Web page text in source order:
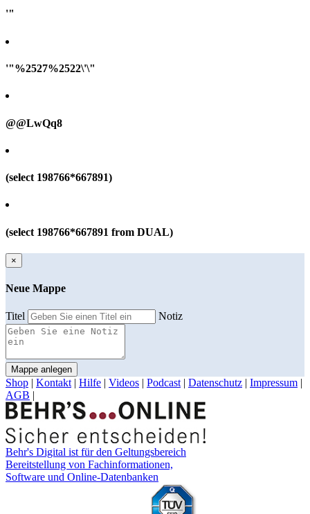
'"
'"%2527%2522\'\"
@@LwQq8
(select 198766*667891)
(select 198766*667891 from DUAL)
×
Neue Mappe
Titel Notiz
Mappe anlegen
Shop | Kontakt | Hilfe | Videos | Podcast | Datenschutz | Impressum |
AGB |
Behr's Digital ist für den Geltungsbereich
Bereitstellung von Fachinformationen,
Software und Online-Datenbanken